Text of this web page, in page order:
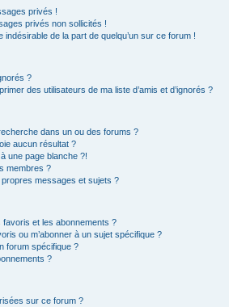
privés !
privés non sollicités !
indésirable de la part de quelqu’un sur ce forum !
?
des utilisateurs de ma liste d’amis et d’ignorés ?
dans un ou des forums ?
aucun résultat ?
une page blanche ?!
membres ?
messages et sujets ?
et les abonnements ?
ou m’abonner à un sujet spécifique ?
forum spécifique ?
?
sur ce forum ?